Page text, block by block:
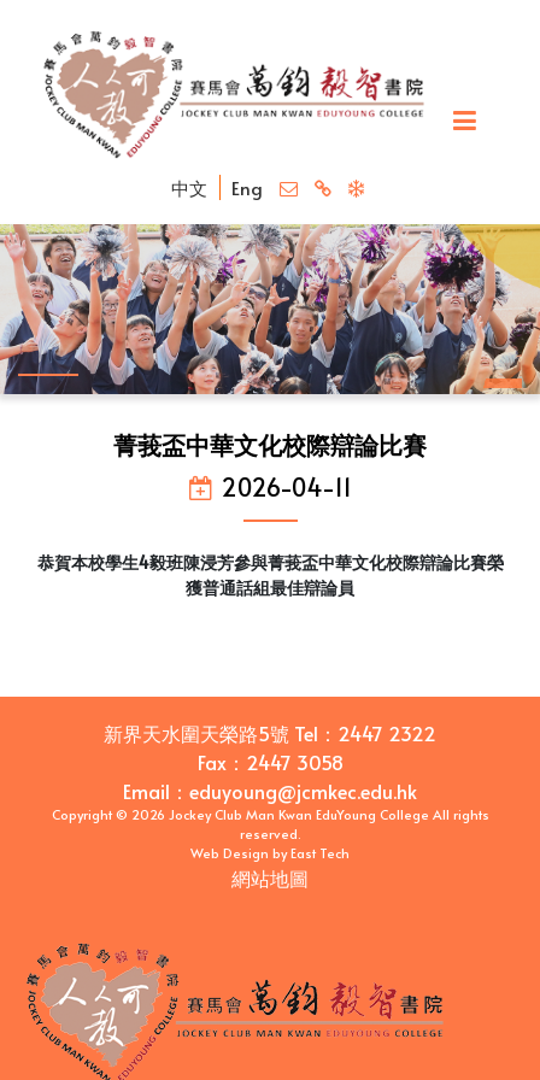
中文 Eng
菁莪盃中華文化校際辯論比賽
2026-04-11
恭賀本校學生4毅班陳浸芳參與菁莪盃中華文化校際辯論比賽榮
獲普通話組最佳辯論員
新界天水圍天榮路5號 Tel： 2447 2322
Fax： 2447 3058
Email ： eduyoung@jcmkec.edu.hk
Copyright © 2026 Jockey Club Man Kwan EduYoung College All rights
reserved.
Web Design byEast Tech
網站地圖